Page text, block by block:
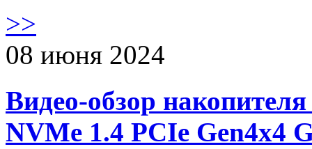
>>
08 июня 2024
Видео-обзор
NVMe 1.4 PCIe Gen4х4